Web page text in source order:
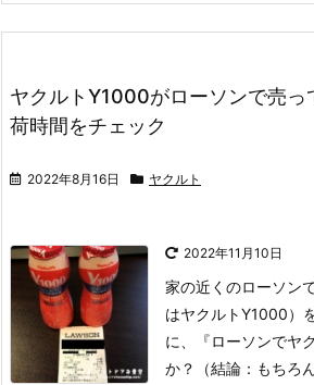
ヤクルトY1000がローソンで売っ
荷時間をチェック
2022年8月16日 ヤクルト
2022年11月10日
家の近くのローソン
はヤクルトY1000）
に、『ローソンでヤ
か？（結論：もちろ